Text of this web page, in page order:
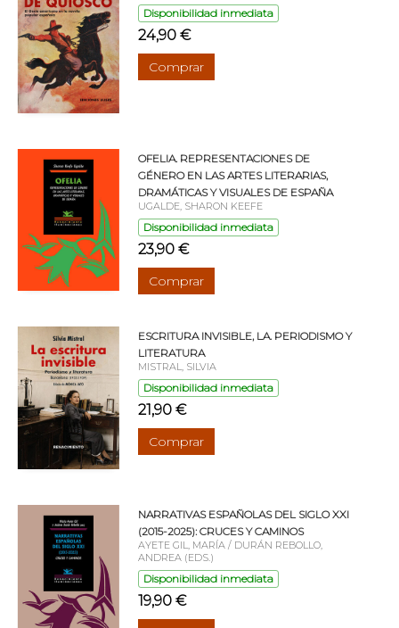
Disponibilidad inmediata
24,90 €
Comprar
OFELIA. REPRESENTACIONES DE
GÉNERO EN LAS ARTES LITERARIAS,
DRAMÁTICAS Y VISUALES DE ESPAÑA
UGALDE, SHARON KEEFE
Disponibilidad inmediata
23,90 €
Comprar
ESCRITURA INVISIBLE, LA. PERIODISMO Y
LITERATURA
MISTRAL, SILVIA
Disponibilidad inmediata
21,90 €
Comprar
NARRATIVAS ESPAÑOLAS DEL SIGLO XXI
(2015-2025): CRUCES Y CAMINOS
AYETE GIL, MARÍA / DURÁN REBOLLO,
ANDREA (EDS.)
Disponibilidad inmediata
19,90 €